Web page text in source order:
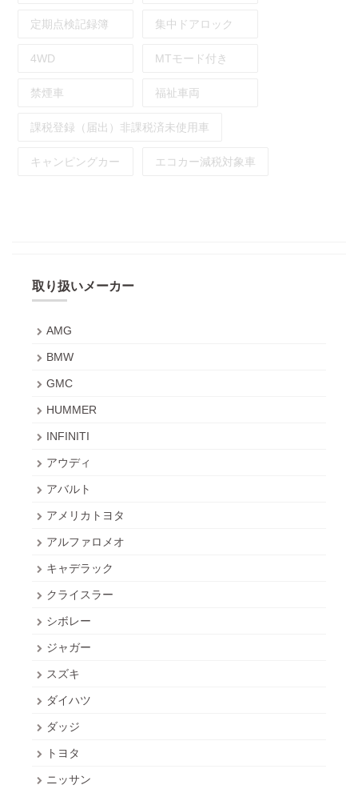
定期点検記録簿 集中ドアロック
4WD MTモード付き
禁煙車 福祉車両
課税登録（届出）非課税済未使用車
キャンピングカー エコカー減税対象車
取り扱いメーカー
AMG
BMW
GMC
HUMMER
INFINITI
アウディ
アバルト
アメリカトヨタ
アルファロメオ
キャデラック
クライスラー
シボレー
ジャガー
スズキ
ダイハツ
ダッジ
トヨタ
ニッサン